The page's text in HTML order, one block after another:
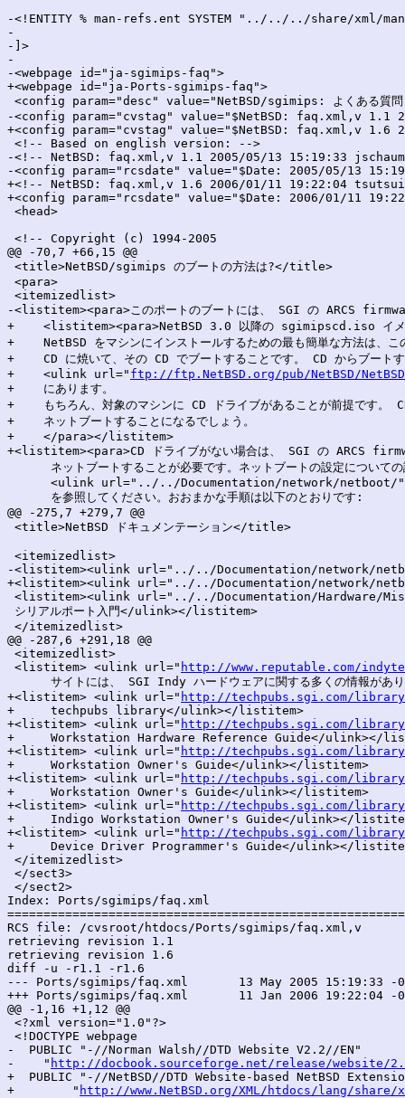
-<!ENTITY % man-refs.ent SYSTEM "../../../share/xml/
-
-]>
-
-<webpage id="ja-sgimips-faq">
+<webpage id="ja-Ports-sgimips-faq">
<config param="desc" value="NetBSD/sgimips: よくある質
-<config param="cvstag" value="$NetBSD: faq.xml,v 1.1
+<config param="cvstag" value="$NetBSD: faq.xml,v
<!-- Based on english version: -->
-<!-- NetBSD: faq.xml,v 1.1 2005/05/13 15:19:33
-<config param="rcsdate" value="$Date: 2005/05/13
+<!-- NetBSD: faq.xml,v 1.6 2006/01/11 19:22:04
+<config param="rcsdate" value="$Date: 2006/01/11
<head>
<!-- Copyright (c) 1994-2005
@@ -70,7 +66,15 @@
<title>NetBSD/sgimips のブートの方法は?</title>
<para>
<itemizedlist>
-<listitem><para>このポートのブートには、 SGI の ARCS
+    <listitem><para>NetBSD 3.0 以降の sgimipscd.iso イメー
+    NetBSD をマシンにインストールするための最も簡単な方法は、こ
+    CD に焼いて、その CD でブートすることです。 CD からブートす
+    <ulink url=" ftp://ftp.NetBSD.org/pub/NetBSD/
+    にあります。
+    もちろん、対象のマシンに CD ドライブがあることが前提です。
+    ネットブートすることになるでしょう。
+    </para></listitem>
+<listitem><para>CD ドライブがない場合は、 SGI の ARCS
ネットブートすることが必要です。ネットブートの設定について
<ulink url="../../Documentation/network/
      を参照してください。おおまかな手順は以下のとおりです:
@@ -275,7 +279,7 @@
<title>NetBSD ドキュメンテーション</title>
<itemizedlist>
-<listitem><ulink url="../../Documentation/network/
+<listitem><ulink url="../../Documentation/network/
<listitem><ulink url="../../Documentation/Hardware/
シリアルポート入門</ulink></listitem>
</itemizedlist>
@@ -287,6 +291,18 @@
<itemizedlist>
<listitem> <ulink url=" http://www.reputable.com/
サイトには、 SGI Indy ハードウェアに関する多くの情報があ
+<listitem> <ulink url=" http://techpubs.sgi.com/
+     techpubs library</ulink></listitem>
+<listitem> <ulink url=" http://techpubs.sgi.com/
+     Workstation Hardware Reference Guide</ulink></
+<listitem> <ulink url=" http://techpubs.sgi.com/
+     Workstation Owner's Guide</ulink></listitem>
+<listitem> <ulink url=" http://techpubs.sgi.com/
+     Workstation Owner's Guide</ulink></listitem>
+<listitem> <ulink url=" http://techpubs.sgi.com/
+     Indigo Workstation Owner's Guide</ulink></
+<listitem> <ulink url=" http://techpubs.sgi.com/
+     Device Driver Programmer's Guide</ulink></
</itemizedlist>
</sect3>
</sect2>
Index: Ports/sgimips/faq.xml
RCS file: /cvsroot/htdocs/Ports/sgimips/faq.xml,v
retrieving revision 1.1
retrieving revision 1.6
diff -u -r1.1 -r1.6
--- Ports/sgimips/faq.xml	13 May 2005 15:19:33 -0000	1.1
+++ Ports/sgimips/faq.xml	11 Jan 2006 19:22:04 -0000	1.6
@@ -1,16 +1,12 @@
<?xml version="1.0"?>
<!DOCTYPE webpage
-  PUBLIC "-//Norman Walsh//DTD Website V2.2//EN"
-    " http://docbook.sourceforge.net/release/website/
+  PUBLIC "-//NetBSD//DTD Website-based NetBSD
+	 " http://www.NetBSD.org/XML/htdocs/lang/